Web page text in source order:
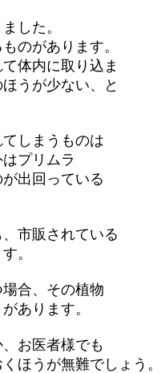
した。
のがあります。
体内に取り込ま
うが少ない、と
しまうものは
プリムラ
出回っている
市販されている
。
合、その植物
あります。
お医者様でも
ほうが無難でしょう。